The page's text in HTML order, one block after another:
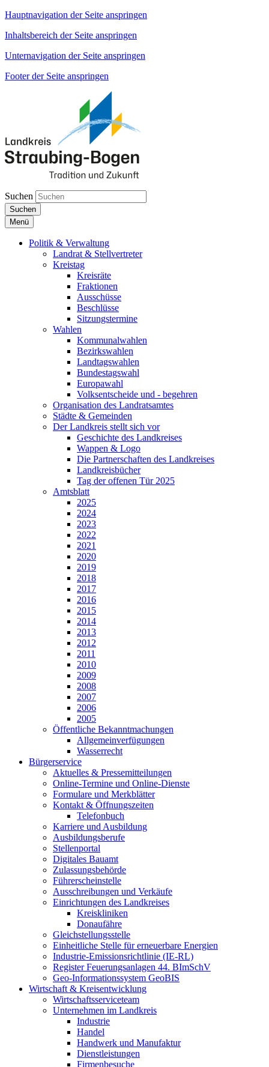
Hauptnavigation der Seite anspringen
Inhaltsbereich der Seite anspringen
Unternavigation der Seite anspringen
Footer der Seite anspringen
Suchen
Suchen
Menü
Politik & Verwaltung
Landrat & Stellvertreter
Kreistag
Kreisräte
Fraktionen
Ausschüsse
Beschlüsse
Sitzungstermine
Wahlen
Kommunalwahlen
Bezirkswahlen
Landtagswahlen
Bundestagswahl
Europawahl
Volksentscheide und - begehren
Organisation des Landratsamtes
Städte & Gemeinden
Der Landkreis stellt sich vor
Geschichte des Landkreises
Wappen & Logo
Die Partnerschaften des Landkreises
Landkreisbücher
Tag der offenen Tür 2025
Amtsblatt
2025
2024
2023
2022
2021
2020
2019
2018
2017
2016
2015
2014
2013
2012
2011
2010
2009
2008
2007
2006
2005
Öffentliche Bekanntmachungen
Allgemeinverfügungen
Wasserrecht
Bürgerservice
Aktuelles & Pressemitteilungen
Online-Termine und Online-Dienste
Formulare und Merkblätter
Kontakt & Öffnungszeiten
Telefonbuch
Karriere und Ausbildung
Ausbildungsberufe
Stellenportal
Digitales Bauamt
Zulassungsbehörde
Führerscheinstelle
Ausschreibungen und Verkäufe
Einrichtungen des Landkreises
Kreiskliniken
Donaufähre
Gleichstellungsstelle
Einheitliche Stelle für erneuerbare Energien
Industrie-Emissionsrichtlinie (IE-RL)
Register Feuerungsanlagen 44. BImSchV
Geo-Informationssystem GeoBIS
Wirtschaft & Kreisentwicklung
Wirtschaftsserviceteam
Unternehmen im Landkreis
Industrie
Handel
Handwerk und Manufaktur
Dienstleistungen
Firmenbesuche